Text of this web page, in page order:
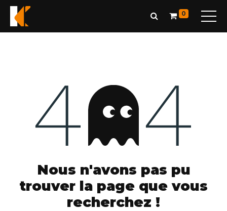
0
Erreur 404
Nous n'avons pas pu
trouver la page que vous
recherchez !